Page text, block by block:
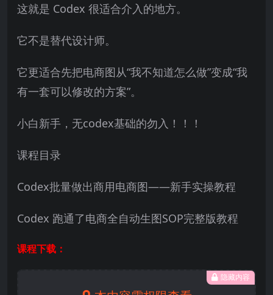
这就是 Codex 很适合介入的地方。
它不是替代设计师。
它更适合先把电商图从“我不知道怎么做”变成“我
有一套可以修改的方案”。
小白新手，无codex基础的勿入！！！
课程目录
Codex批量做出商用电商图——新手实操教程
Codex 跑通了电商全自动生图SOP完整版教程
课程下载：
隐藏内容